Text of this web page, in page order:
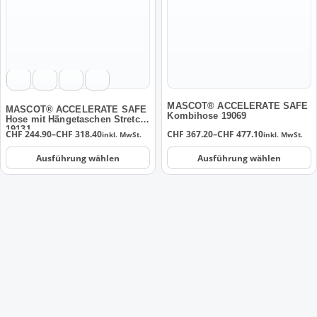
MASCOT® ACCELERATE SAFE
Hose mit Hängetaschen Stretch
19131
CHF 244.90–CHF 318.40
Preisspanne:
bis
CHF 318.40
inkl. MwSt.
Ausführung wählen
können
auf
der
Produktseite
gewählt
werden
MASCOT® ACCELERATE SAFE
Kombihose 19069
CHF 367.20–CHF 477.10
Preisspanne:
bis
CHF 477.10
inkl. MwSt.
Ausführung wählen
auf
der
Produktseite
gewählt
werden